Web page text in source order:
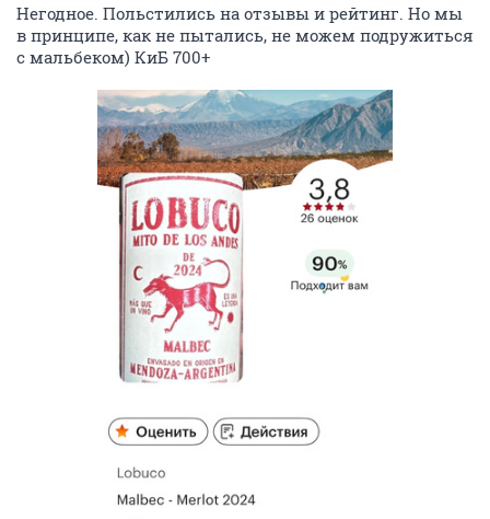
Негодное. Польстились на отзывы и рейтинг. Но мы
в принципе, как не пытались, не можем подружиться
с мальбеком) КиБ 700+